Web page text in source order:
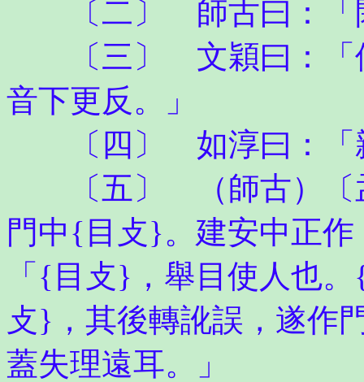
〔二〕 師古曰：「
〔三〕 文穎曰：「位
音下更反。」
〔四〕 如淳曰：「
〔五〕 （師古）〔孟
門中{目攴}。建安中正
「{目攴}，舉目使人也
攴}，其後轉訛誤，遂作
蓋失理遠耳。」